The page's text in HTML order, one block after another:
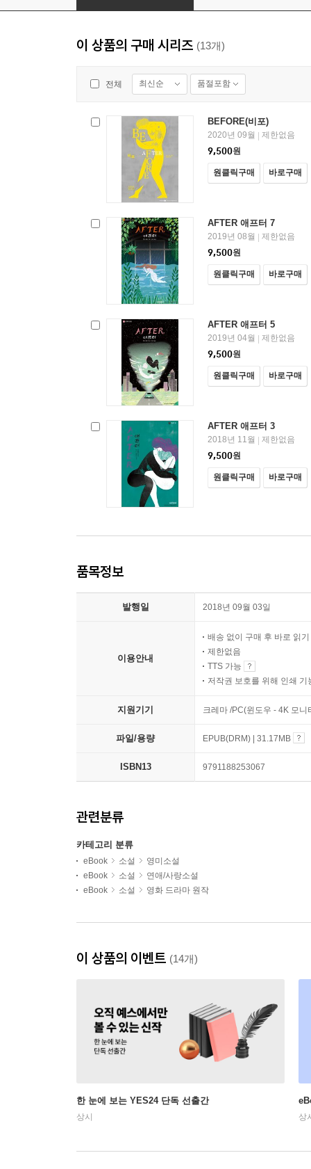
이 상품의 구매 시리즈 (13개)
전체 최신순 품절포함
BEFORE(비포)
2020년 09월 | 제한없음
9,500원
원클릭구매 바로구매
AFTER 애프터 7
2019년 08월 | 제한없음
9,500원
원클릭구매 바로구매
AFTER 애프터 5
2019년 04월 | 제한없음
9,500원
원클릭구매 바로구매
AFTER 애프터 3
2018년 11월 | 제한없음
9,500원
원클릭구매 바로구매
품목정보
발행일 2018년 09월 03일
이용안내
배송 없이 구매 후 바로 읽기
제한없음
TTS 가능
저작권 보호를 위해 인쇄 기
지원기기 크레마 /PC(윈도우 - 4K 모
파일/용량 EPUB(DRM) | 31.17MB
ISBN13 9791188253067
관련분류
카테고리 분류
eBook 소설
영미소설
eBook
소설
연애/사랑소설
eBook
소설 영화 드라마 원작
이 상품의 이벤트 (14개)
한 눈에 보는 YES24 단독 선출간
상시 상